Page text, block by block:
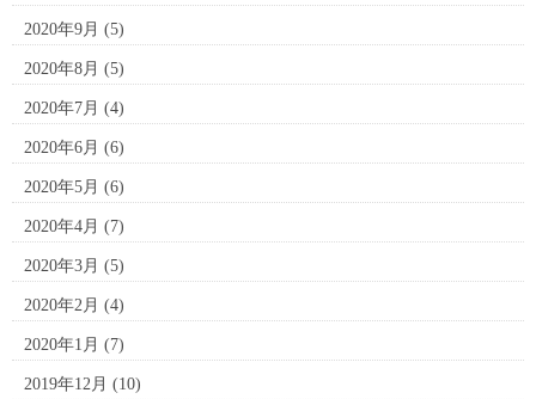
2020年9月 (5)
2020年8月 (5)
2020年7月 (4)
2020年6月 (6)
2020年5月 (6)
2020年4月 (7)
2020年3月 (5)
2020年2月 (4)
2020年1月 (7)
2019年12月 (10)